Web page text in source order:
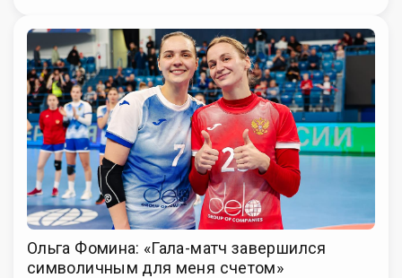
Ольга Фомина: «Гала-матч завершился
символичным для меня счетом»